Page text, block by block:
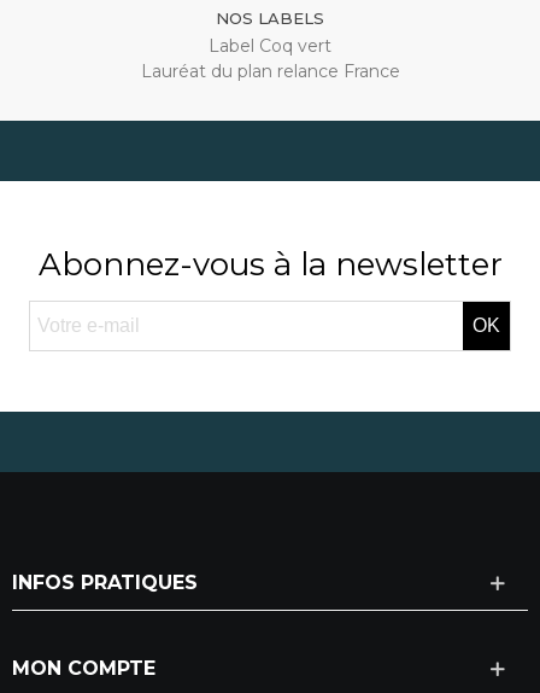
NOS LABELS
Label Coq vert
Lauréat du plan relance France
Abonnez-vous à la newsletter
OK
INFOS PRATIQUES
MON COMPTE